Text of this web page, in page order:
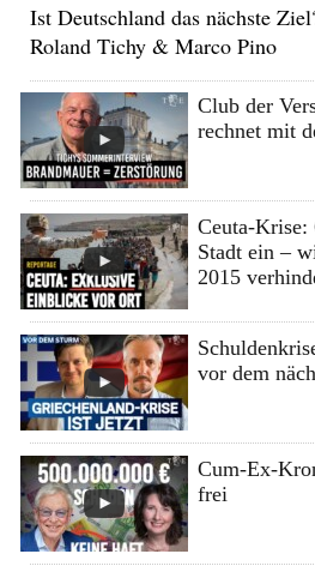
Ist Deutschland das nächste
Roland Tichy & Marco Pino
Club der
rechnet mit
Ceuta-
Stadt ein –
2015
vor dem
Cum-Ex-
frei